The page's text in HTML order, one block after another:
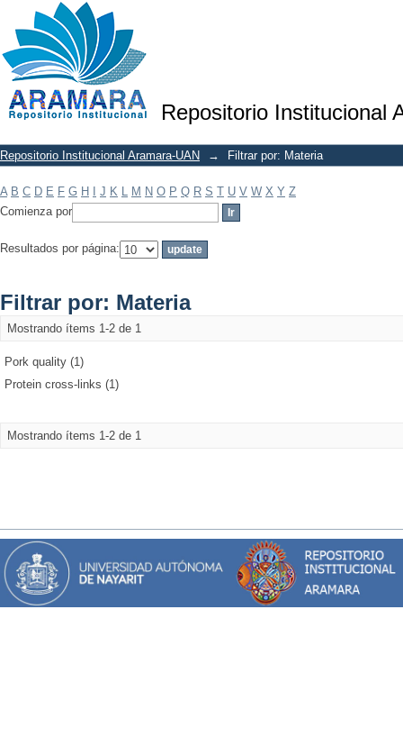
Repositorio Institucional
Filtrar por: Materia
Repositorio Institucional Aramara-UAN → Filtrar por: Materia
A B C D E F G H J K L M N O P Q R S T U V W X Y Z
Comienza por
Resultados por página:
Filtrar por: Materia
Mostrando ítems 1-2 de 1
Pork quality (1)
Protein cross-links (1)
Mostrando ítems 1-2 de 1